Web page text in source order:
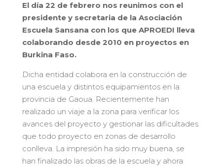
El día 22 de febrero nos reunimos con el
presidente y secretaria de la Asociación
Escuela Sansana con los que APROEDI lleva
colaborando desde 2010 en proyectos en
Burkina Faso.
Dicha entidad colabora en la construcción de
una escuela y distintos equipamientos en la
provincia de Gaoua. Recientemente han
realizado un viaje a la zona para verificar los
avances del proyecto y gestionar las dificultades
que todo proyecto en zonas de desarrollo
conlleva. La impresión ha sido muy buena, se
han finalizado las obras de la escuela y ahora